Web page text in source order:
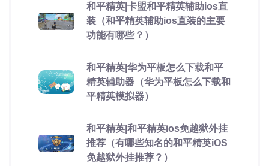
和平精英|卡盟和平精英辅助ios直
装（和平精英辅助ios直装的主要
功能有哪些？）
和平精英|华为平板怎么下载和平
精英辅助器（华为平板怎么下载和
平精英模拟器）
和平精英|和平精英ios免越狱外挂
推荐（有哪些知名的和平精英iOS
免越狱外挂推荐？）